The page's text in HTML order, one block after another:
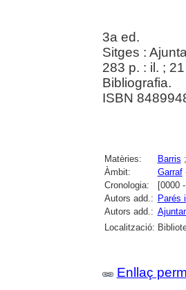
3a ed.
Sitges :
283 p. : il. ;
Bibliografia.
ISBN
Matèries: Barris ;
Àmbit:
Garraf
Cronologia:
[0000
Autors add.: Parés
Autors add.:
Localització:
Enllaç